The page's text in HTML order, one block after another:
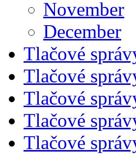
November
December
Tlačové
Tlačové
Tlačové
Tlačové
Tlačové